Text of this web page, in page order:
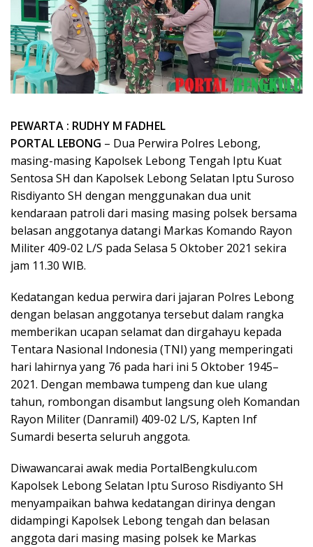
PEWARTA : RUDHY M FADHEL
PORTAL LEBONG – Dua Perwira Polres Lebong,
masing-masing Kapolsek Lebong Tengah Iptu Kuat
Sentosa SH dan Kapolsek Lebong Selatan Iptu Suroso
Risdiyanto SH dengan menggunakan dua unit
kendaraan patroli dari masing masing polsek bersama
belasan anggotanya datangi Markas Komando Rayon
Militer 409-02 L/S pada Selasa 5 Oktober 2021 sekira
jam 11.30 WIB.
Kedatangan kedua perwira dari jajaran Polres Lebong
dengan belasan anggotanya tersebut dalam rangka
memberikan ucapan selamat dan dirgahayu kepada
Tentara Nasional Indonesia (TNI) yang memperingati
hari lahirnya yang 76 pada hari ini 5 Oktober 1945–
2021. Dengan membawa tumpeng dan kue ulang
tahun, rombongan disambut langsung oleh Komandan
Rayon Militer (Danramil) 409-02 L/S, Kapten Inf
Sumardi beserta seluruh anggota.
Diwawancarai awak media PortalBengkulu.com
Kapolsek Lebong Selatan Iptu Suroso Risdiyanto SH
menyampaikan bahwa kedatangan dirinya dengan
didampingi Kapolsek Lebong tengah dan belasan
anggota dari masing masing polsek ke Markas